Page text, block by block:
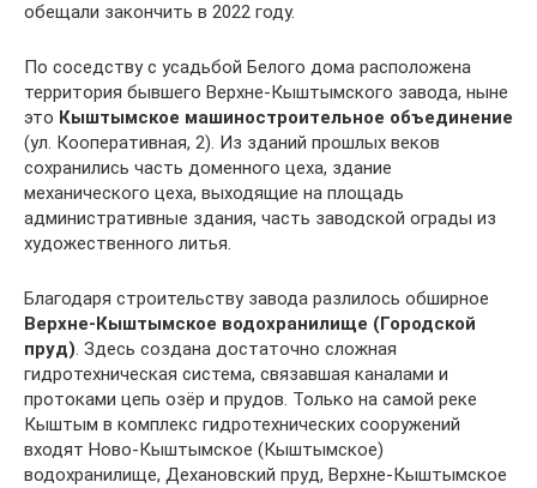
обещали закончить в 2022 году.
По соседству с усадьбой Белого дома расположена
территория бывшего Верхне-Кыштымского завода, ныне
это Кыштымское машиностроительное объединение
(ул. Кооперативная, 2). Из зданий прошлых веков
сохранились часть доменного цеха, здание
механического цеха, выходящие на площадь
административные здания, часть заводской ограды из
художественного литья.
Благодаря строительству завода разлилось обширное
Верхне-Кыштымское водохранилище (Городской
пруд). Здесь создана достаточно сложная
гидротехническая система, связавшая каналами и
протоками цепь озёр и прудов. Только на самой реке
Кыштым в комплекс гидротехнических сооружений
входят Ново-Кыштымское (Кыштымское)
водохранилище, Дехановский пруд, Верхне-Кыштымское